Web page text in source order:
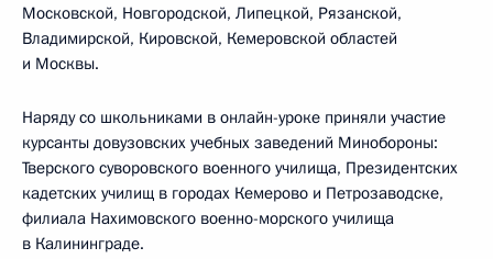
Московской, Новгородской, Липецкой, Рязанской,
Владимирской, Кировской, Кемеровской областей
и Москвы.
Наряду со школьниками в онлайн-уроке приняли участие
курсанты довузовских учебных заведений Минобороны:
Тверского суворовского военного училища, Президентских
кадетских училищ в городах Кемерово и Петрозаводске,
филиала Нахимовского военно-морского училища
в Калининграде.